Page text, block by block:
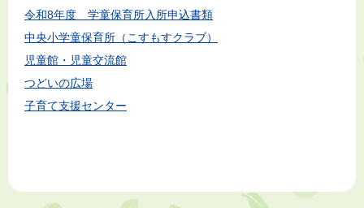
令和8年度 学童保育所入所申込書類
中央小学童保育所（こすもすクラブ）
児童館・児童交流館
つどいの広場
子育て支援センター